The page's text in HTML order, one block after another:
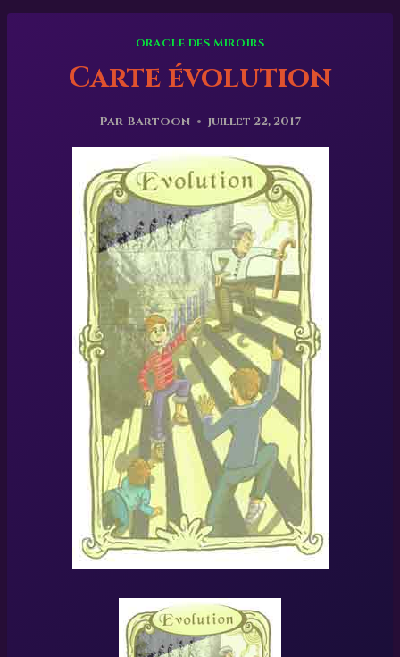
ORACLE DES MIROIRS
Carte évolution
Par Bartoon juillet 22, 2017